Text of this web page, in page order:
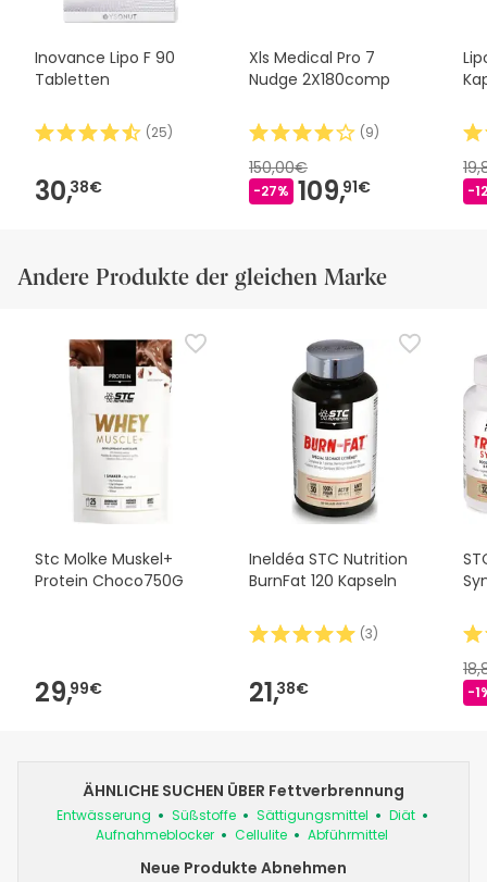
Geschäftsbedingungen befolgen
Inovance Lipo F 90
Tabletten
(25)
30,38€
Xls Medical Pro 7
Nudge 2X180comp
(9)
150,00€
-27% 109,91€ -
Andere Produkte der gleichen Marke
Stc Molke Muskel+
Protein Choco750G
29,99€
Ineldéa STC Nutrition
BurnFat 120 Kapseln
(3)
21,38€ -
ÄHNLICHE SUCHEN ÜBER Fettverbrennung
Entwässerung Süßstoffe Sättigungsmittel
Diät
Aufnahmeblocker
Cellulite Abführmittel
Neue Produkte Abnehmen